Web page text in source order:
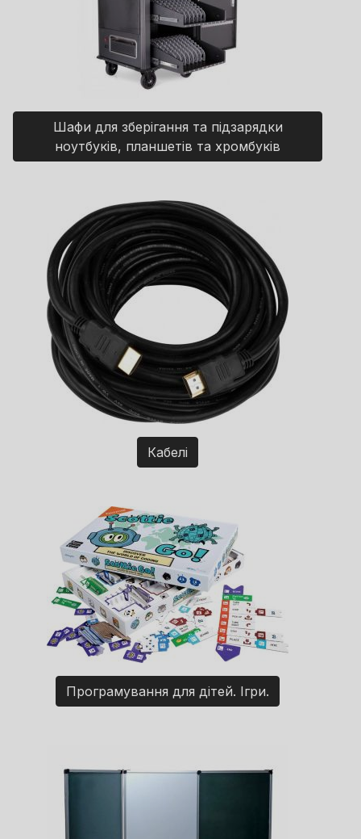
Шафи для зберігання та підзарядки
ноутбуків, планшетів та хромбуків
Кабелі
Програмування для дітей. Ігри.